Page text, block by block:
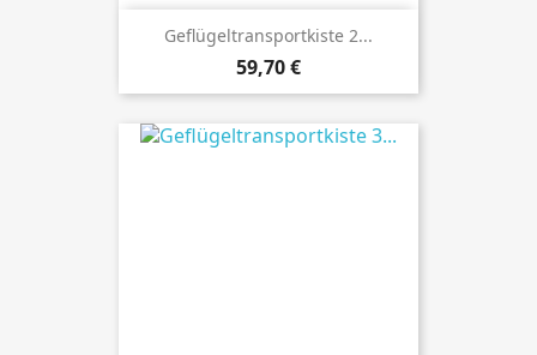
Geflügeltransportkiste 2...
Preis
59,70 €